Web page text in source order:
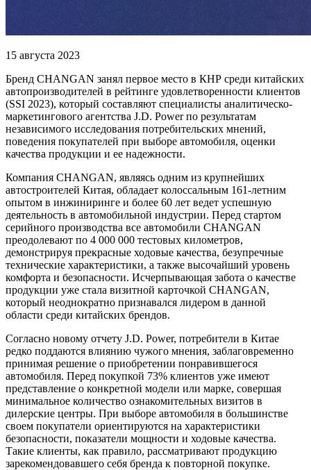
15 августа 2023
Бренд CHANGAN занял первое место в КНР среди китайских
автопроизводителей в рейтинге удовлетворенности клиентов
(SSI 2023), который составляют специалисты аналитическо-
маркетингового агентства J.D. Power по результатам
независимого исследования потребительских мнений,
поведения покупателей при выборе автомобиля, оценки
качества продукции и ее надежности.
Компания CHANGAN, являясь одним из крупнейших
автостроителей Китая, обладает колоссальным 161-летним
опытом в инжиниринге и более 60 лет ведет успешную
деятельность в автомобильной индустрии. Перед стартом
серийного производства все автомобили CHANGAN
преодолевают по 4 000 000 тестовых километров,
демонстрируя прекрасные ходовые качества, безупречные
технические характеристики, а также высочайший уровень
комфорта и безопасности. Исчерпывающая забота о качестве
продукции уже стала визитной карточкой CHANGAN,
который неоднократно признавался лидером в данной
области среди китайских брендов.
Согласно новому отчету J.D. Power, потребители в Китае
редко поддаются влиянию чужого мнения, заблаговременно
принимая решение о приобретении понравившегося
автомобиля. Перед покупкой 73% клиентов уже имеют
представление о конкретной модели или марке, совершая
минимальное количество ознакомительных визитов в
дилерские центры. При выборе автомобиля в большинстве
своем покупатели ориентируются на характеристики
безопасности, показатели мощности и ходовые качества.
Такие клиенты, как правило, рассматривают продукцию
зарекомендовавшего себя бренда к повторной покупке.